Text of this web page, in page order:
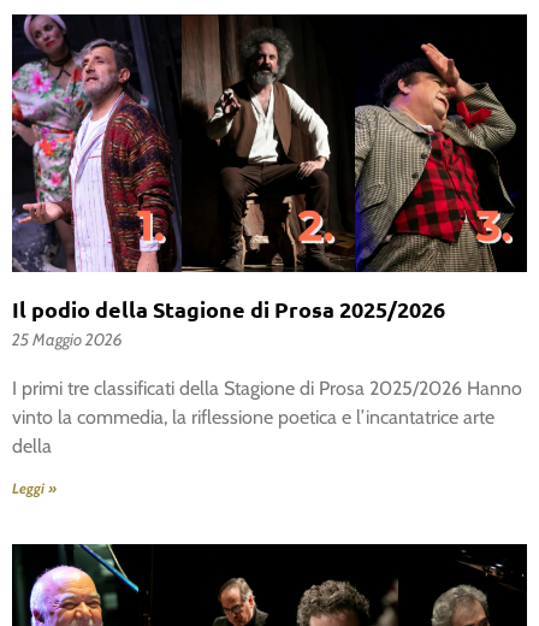
Il podio della Stagione di Prosa 2025/2026
25 Maggio 2026
I primi tre classificati della Stagione di Prosa 2025/2026 Hanno
vinto la commedia, la riflessione poetica e l’incantatrice arte
della
Leggi »